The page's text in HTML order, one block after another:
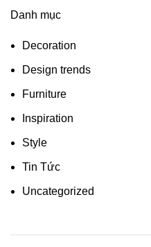
Danh mục
Decoration
Design trends
Furniture
Inspiration
Style
Tin Tức
Uncategorized